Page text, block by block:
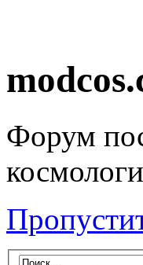
Форум